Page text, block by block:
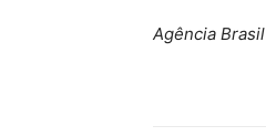
Agência Brasil